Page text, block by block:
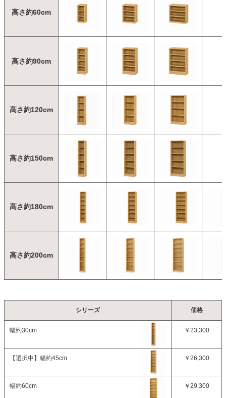
国産
高さ約60cm
高さ約90cm
高さ約120cm
高さ約150cm
高さ約180cm
高さ約200cm
シリーズ 価格
幅約30cm ￥23,300
【選択中】 幅約45cm ￥26,300
幅約60cm ￥29,300